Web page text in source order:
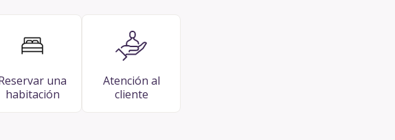
una
habitación
Atención al
cliente